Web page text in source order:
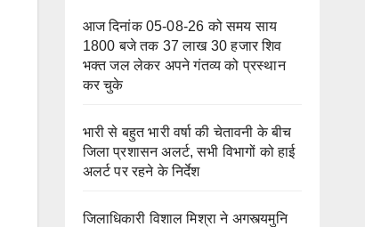
आज दिनांक 05-08-26 को समय साय
1800 बजे तक 37 लाख 30 हजार शिव
भक्त जल लेकर अपने गंतव्य को प्रस्थान
कर चुके
भारी से बहुत भारी वर्षा की चेतावनी के बीच
जिला प्रशासन अलर्ट, सभी विभागों को हाई
अलर्ट पर रहने के निर्देश
जिलाधिकारी विशाल मिश्रा ने अगस्त्यमुनि